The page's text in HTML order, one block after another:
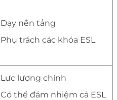
Dạy nền tảng
Phụ trách các khóa ESL
Lực lượng chính
Có thể đảm nhiệm cả ESL